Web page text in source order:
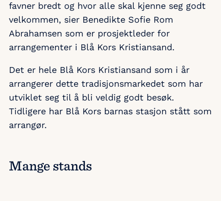
favner bredt og hvor alle skal kjenne seg godt
velkommen, sier Benedikte Sofie Rom
Abrahamsen som er prosjektleder for
arrangementer i Blå Kors Kristiansand.
Det er hele Blå Kors Kristiansand som i år
arrangerer dette tradisjonsmarkedet som har
utviklet seg til å bli veldig godt besøk.
Tidligere har Blå Kors barnas stasjon stått som
arrangør.
Mange stands